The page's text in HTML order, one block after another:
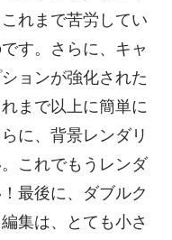
れまで苦労してい
す。さらに、キャ
ョンが強化された
まで以上に簡単に
に、背景レンダリ
これでもうレンダ
最後に、ダブルク
集は、とても小さ